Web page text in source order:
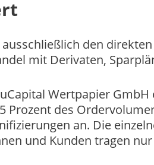
den
mit Derivaten,
Wertpapier
Prozent des
an. Die
und Kunden tragen